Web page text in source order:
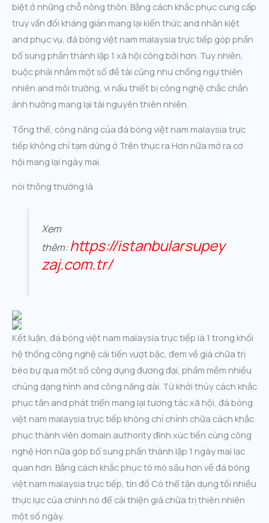
biệt ở những chỗ nông thôn. Bằng cách khắc phục cung cấp
truy vấn đối kháng giản mang lại kiến thức and nhân kiệt
and phục vụ, đá bóng việt nam malaysia trực tiếp góp phần
bổ sung phần thành lập 1 xã hội công bởi hơn. Tuy nhiên,
buộc phải nhắm một số đề tài cũng như chống ngự thiên
nhiên and môi trường, vì nấu thiết bị công nghệ chắc chắn
ảnh hưởng mang lại tài nguyên thiên nhiên.
Tổng thể, công năng của đá bóng việt nam malaysia trực
tiếp không chỉ tạm dừng ở Trên thực ra Hơn nữa mở ra cơ
hội mang lại ngày mai.
nói thông thường là
Xem
thêm:https://istanbularsupey
zaj.com.tr/
Kết luận, đá bóng việt nam malaysia trực tiếp là 1 trong khối
hệ thống công nghệ cải tiến vượt bậc, đem về giá chữa trị
béo bự qua một số công dụng đương đại, phầm mềm nhiều
chủng dạng hình and công năng dài. Từ khởi thủy cách khắc
phục tân and phát triển mang lại tương tác xã hội, đá bóng
việt nam malaysia trực tiếp không chỉ chỉnh chữa cách khắc
phục thành viên domain authority đình xúc tiến cùng công
nghệ Hơn nữa góp bổ sung phần thành lập 1 ngày mai lạc
quan hơn. Bằng cách khắc phục tò mò sâu hơn về đá bóng
việt nam malaysia trực tiếp, tín đồ Có thể tận dụng tối nhiều
thực lực của chính nó để cải thiện giá chữa trị thiên nhiên
một số ngày.